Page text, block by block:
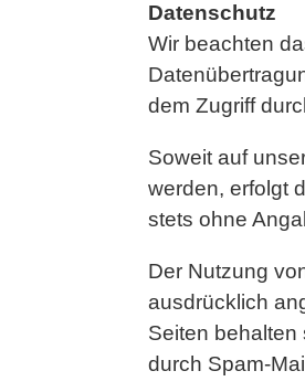
Datenschutz
Wir beachten
dem Zugriff
Soweit auf
werden, erfolgt
stets ohne
Der Nutzung
ausdrücklich
Seiten behalten
durch Spam-